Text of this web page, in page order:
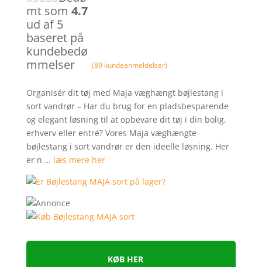
mt som 4.7
ud af 5
baseret på
kundebedø
mmelser
(89kundeanmeldelser)
Organisér dit tøj med Maja væghængt bøjlestang i
sort vandrør – Har du brug for en pladsbesparende
og elegant løsning til at opbevare dit tøj i din bolig,
erhverv eller entré? Vores Maja væghængte
bøjlestang i sort vandrør er den ideelle løsning. Her
er n … læs mere her
KØB HER